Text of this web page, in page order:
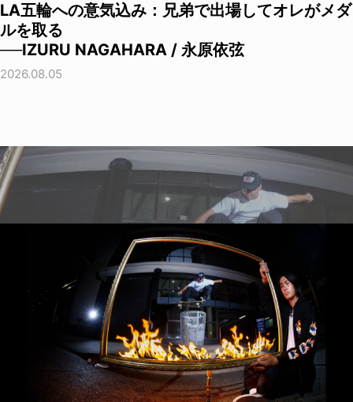
LA五輪への意気込み：兄弟で出場してオレがメダ
ルを取る
──IZURU NAGAHARA / 永原依弦
2026.08.05